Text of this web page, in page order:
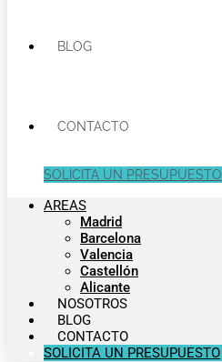
BLOG
CONTACTO
SOLICITA UN PRESUPUESTO
AREAS
Madrid
Barcelona
Valencia
Castellón
Alicante
NOSOTROS
BLOG
CONTACTO
SOLICITA UN PRESUPUESTO